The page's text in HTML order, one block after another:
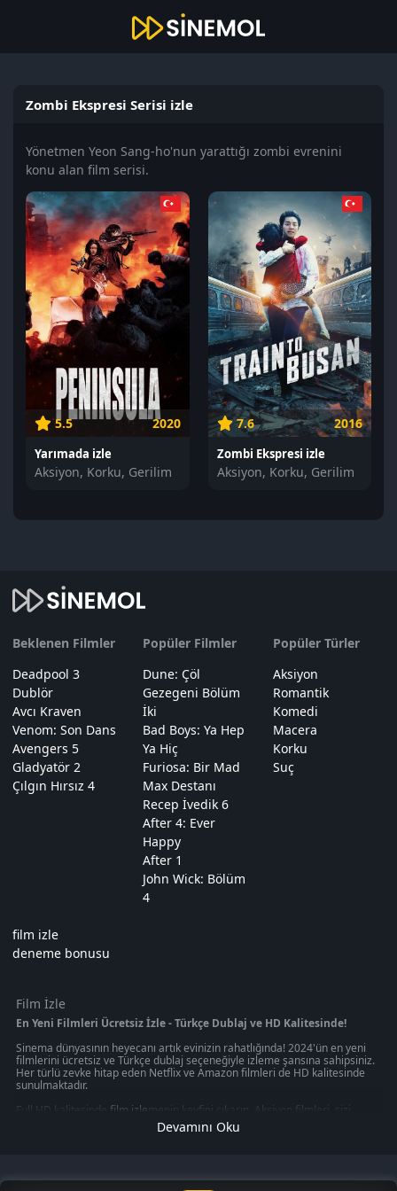
Zombi Ekspresi Serisi izle
Yönetmen Yeon Sang-ho'nun yarattığı zombi evrenini
konu alan film serisi.
5.5 2020
Yarımada izle
Aksiyon, Korku, Gerilim
7.6 2016
Zombi Ekspresi izle
Aksiyon, Korku, Gerilim
Beklenen Filmler
Deadpool 3
Dublör
Avcı Kraven
Venom: Son Dans
Avengers 5
Gladyatör 2
Çılgın Hırsız 4
Popüler Filmler
Dune: Çöl
Gezegeni Bölüm
İki
Bad Boys: Ya Hep
Ya Hiç
Furiosa: Bir Mad
Max Destanı
Recep İvedik 6
After 4: Ever
Happy
After 1
John Wick: Bölüm
4
Popüler Türler
Aksiyon
Romantik
Komedi
Macera
Korku
Suç
film izle
deneme bonusu
Film İzle
En Yeni Filmleri Ücretsiz İzle - Türkçe Dublaj ve HD Kalitesinde!
Sinema dünyasının heyecanı artık evinizin rahatlığında! 2024'ün en yeni
filmlerini ücretsiz ve Türkçe dublaj seçeneğiyle izleme şansına sahipsiniz.
Her türlü zevke hitap eden Netflix ve Amazon filmleri de HD kalitesinde
sunulmaktadır.
Full HD kalitesinde film izle menin keyfini çıkarın. Aksiyon filmleri, sizi
gerilim dolu anların içine çekerken, macera filmleri sizi uzak diyarlara
götürecek. Korku filmleri, heyecan dolu anlar yaşamanızı sağlarken, en
şekilde yaşatmayı hedefliyor. Bu platformlar, sizin için en iyi seçenekleri
Devamını Oku